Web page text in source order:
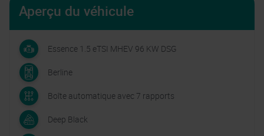
Aperçu du véhicule
Essence 1.5 eTSI MHEV 96 KW DSG
Berline
Boîte automatique avec 7 rapports
Deep Black